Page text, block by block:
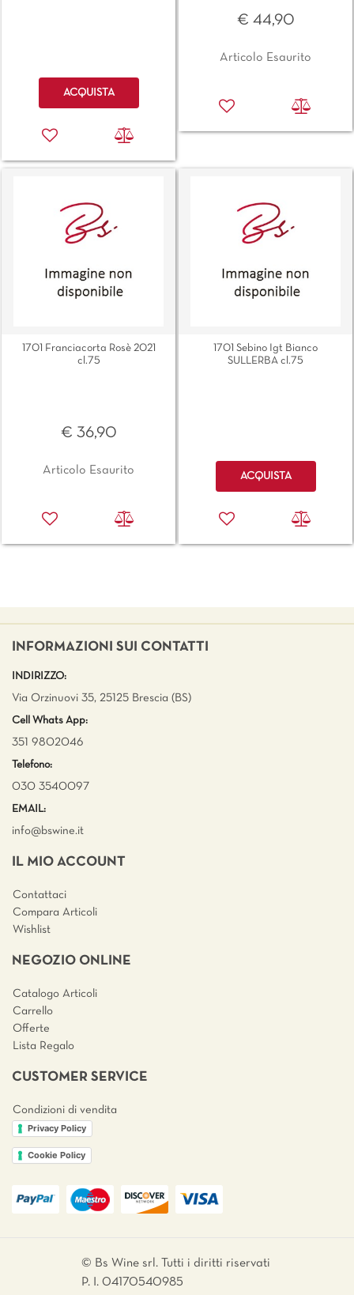
Quantità
ACQUISTA
€ 44,90
Articolo Esaurito
1701 Franciacorta Rosè 2021
cl.75
€ 36,90
Articolo Esaurito
1701 Sebino Igt Bianco
SULLERBA cl.75
Quantità
ACQUISTA
INFORMAZIONI SUI CONTATTI
INDIRIZZO:
Via Orzinuovi 35, 25125 Brescia (BS)
Cell Whats App:
351 9802046
Telefono:
030 3540097
EMAIL:
info@bswine.it
IL MIO ACCOUNT
Contattaci
Compara Articoli
Wishlist
NEGOZIO ONLINE
Catalogo Articoli
Carrello
Offerte
Lista Regalo
CUSTOMER SERVICE
Condizioni di vendita
Privacy Policy
Cookie Policy
© Bs Wine srl. Tutti i diritti riservati
P. I. 04170540985